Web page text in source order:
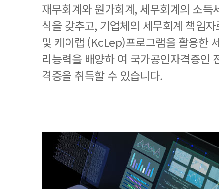
재무회계와 원가회계, 세무회계의 소득
식을 갖추고, 기업체의 세무회계 책임
및 케이랩 (KcLep)프로그램을 활용한
리능력을 배양하 여 국가공인자격증인
격증을 취득할 수 있습니다.